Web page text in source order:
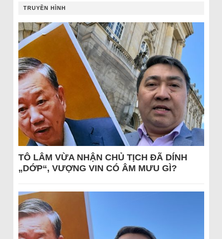
TRUYỀN HÌNH
TÔ LÂM VỪA NHẬN CHỦ TỊCH ĐÃ DÍNH
„DỚP“, VƯỢNG VIN CÓ ÂM MƯU GÌ?